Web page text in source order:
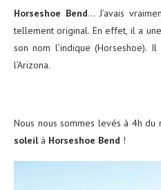
Horseshoe Bend… J’avais
tellement original. En effet, il a
son nom l’indique (Horseshoe).
l’Arizona.
Nous nous sommes levés à 4h
soleilà Horseshoe Bend !